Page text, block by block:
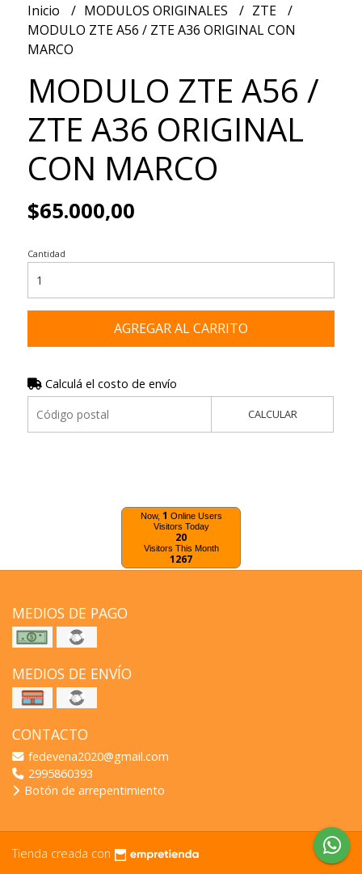
Inicio MODULOS ORIGINALES
ZTE
MODULO ZTE A56 / ZTE A36 ORIGINAL CON
MARCO
MODULO ZTE A56 /
ZTE A36 ORIGINAL
CON MARCO
$65.000,00
Cantidad
AGREGAR AL CARRITO
Calculá el costo de envío
CALCULAR
Now, 1 Online Users
Visitors Today
20
Visitors This Month
1267
MEDIOS DE PAGO
MEDIOS DE ENVÍO
CONTACTO
fedevena2020@gmail.com
2995860393
Botón de arrepentimiento
Tienda creada con